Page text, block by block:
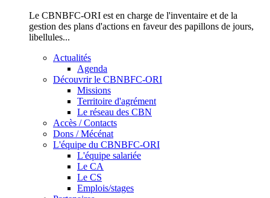
Le CBNBFC-ORI est en charge de l'inventaire et de la
gestion des plans d'actions en faveur des papillons de jours,
libellules...
Actualités
Agenda
Découvrir le CBNBFC-ORI
Missions
Territoire d'agrément
Le réseau des CBN
Accès / Contacts
Dons / Mécénat
L'équipe du CBNBFC-ORI
L'équipe salariée
Le CA
Le CS
Emplois/stages